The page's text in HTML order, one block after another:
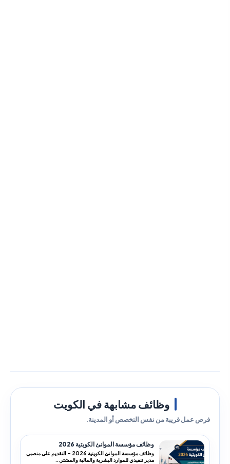
وظائف مشابهة في الكويت
فرص عمل قريبة من نفس التخصص أو المدينة.
وظائف مؤسسة الموانئ الكويتية 2026
وظائف مؤسسة الموانئ الكويتية 2026 – التقديم على منصبي
مدير تنفيذي للموارد البشرية والمالية والمشتر...